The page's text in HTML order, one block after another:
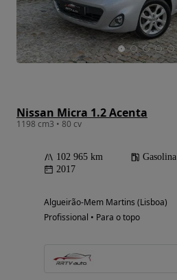
Nissan Micra 1.2 Acenta
1198 cm3 • 80 cv
102 965 km Gasolina
2017
Algueirão-Mem Martins (Lisboa)
Profissional • Para o topo